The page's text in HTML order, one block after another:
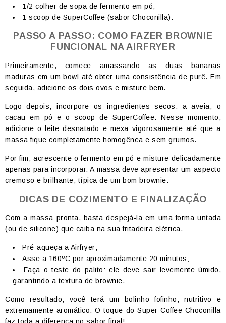
1/2 colher de sopa de fermento em pó;
1 scoop de SuperCoffee (sabor Choconilla).
PASSO A PASSO: COMO FAZER BROWNIE
FUNCIONAL NA AIRFRYER
Primeiramente, comece amassando as duas bananas
maduras em um bowl até obter uma consistência de purê. Em
seguida, adicione os dois ovos e misture bem.
Logo depois, incorpore os ingredientes secos: a aveia, o
cacau em pó e o scoop de SuperCoffee. Nesse momento,
adicione o leite desnatado e mexa vigorosamente até que a
massa fique completamente homogênea e sem grumos.
Por fim, acrescente o fermento em pó e misture delicadamente
apenas para incorporar. A massa deve apresentar um aspecto
cremoso e brilhante, típica de um bom brownie.
DICAS DE COZIMENTO E FINALIZAÇÃO
Com a massa pronta, basta despejá-la em uma forma untada
(ou de silicone) que caiba na sua fritadeira elétrica.
Pré-aqueça a Airfryer;
Asse a 160ºC por aproximadamente 20 minutos;
Faça o teste do palito: ele deve sair levemente úmido,
garantindo a textura de brownie.
Como resultado, você terá um bolinho fofinho, nutritivo e
extremamente aromático. O toque do Super Coffee Choconilla